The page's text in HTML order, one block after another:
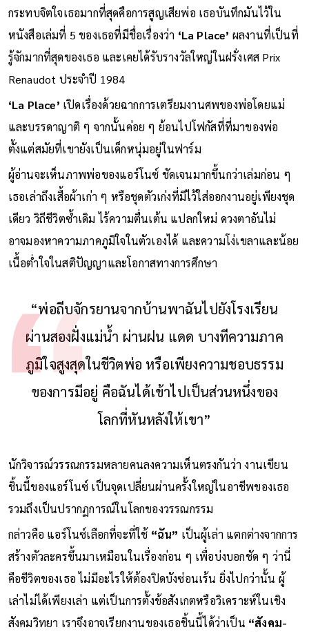
กระทบจิตใจเธอมากที่สุดคือการสูญเสียพ่อ เธอบันทึกมันไว้ใน
หนังสือเล่มที่ 5 ของเธอที่มีชื่อเรื่องว่า ‘La Place’ ผลงานที่เป็นที่
รู้จักมากที่สุดของเธอ และเคยได้รับรางวัลใหญ่ในฝรั่งเศส Prix
Renaudot ประจำปี 1984
‘La Place’ เปิดเรื่องด้วยฉากการเตรียมงานศพของพ่อโดยแม่
และบรรดาญาติ ๆ จากนั้นค่อย ๆ ย้อนไปโฟกัสที่ที่มาของพ่อ
ตั้งแต่สมัยที่เขายังเป็นเด็กหนุ่มอยู่ในฟาร์ม
ผู้อ่านจะเห็นภาพพ่อของแอร์โนซ์ ชัดเจนมากขึ้นกว่าเล่มก่อน ๆ
เธอเล่าถึงเสื้อผ้าเก่า ๆ หรือชุดตัวเก่งที่มีไว้ใส่ออกงานอยู่เพียงชุด
เดียว วิถีชีวิตซ้ำเดิม ไร้ความตื่นเต้น แปลกใหม่ ดวงตาอันไม่
อาจมองหาความภาคภูมิใจในตัวเองได้ และความโง่เขลาและน้อย
เนื้อต่ำใจในสติปัญญาและโอกาสทางการศึกษา
“พ่อถีบจักรยานจากบ้านพาฉันไปยังโรงเรียน
ผ่านสองฝั่งแม่น้ำ ผ่านฝน แดด บางทีความภาค
ภูมิใจสูงสุดในชีวิตพ่อ หรือเพียงความชอบธรรม
ของการมีอยู่ คือฉันได้เข้าไปเป็นส่วนหนึ่งของ
โลกที่หันหลังให้เขา”
นักวิจารณ์วรรณกรรมหลายคนลงความเห็นตรงกันว่า งานเขียน
ชิ้นนี้ของแอร์โนซ์ เป็นจุดเปลี่ยนผ่านครั้งใหญ่ในอาชีพของเธอ
รวมถึงเป็นปรากฏการณ์ในโลกของวรรณกรรม
กล่าวคือ แอร์โนซ์เลือกที่จะที่ใช้ “ฉัน” เป็นผู้เล่า แตกต่างจากการ
สร้างตัวละครขึ้นมาเหมือนในเรื่องก่อน ๆ เพื่อบ่งบอกชัด ๆ ว่านี่
คือชีวิตของเธอ ไม่มีอะไรให้ต้องปิดบังซ่อนเร้น ยิ่งไปกว่านั้น ผู้
เล่าไม่ได้เพียงเล่า แต่เป็นการตั้งข้อสังเกตหรือวิเคราะห์ในเชิง
สังคมวิทยา เราจึงอาจเรียกงานของเธอชิ้นนี้ได้ว่าเป็น “สังคม-